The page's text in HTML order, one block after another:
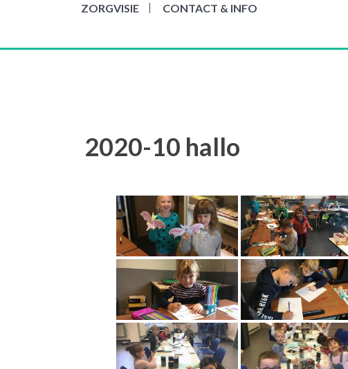
ZORGVISIE
CONTACT & INFO
2020-10 hallo